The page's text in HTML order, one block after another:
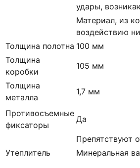
удары,
Материал, из
воздействию
Толщина полотна 100 мм
Толщина
коробки
105 мм
Толщина
металла
1,7 мм
Противосъемные
фиксаторы
Да
Препятствуют
Утеплитель
Минеральная